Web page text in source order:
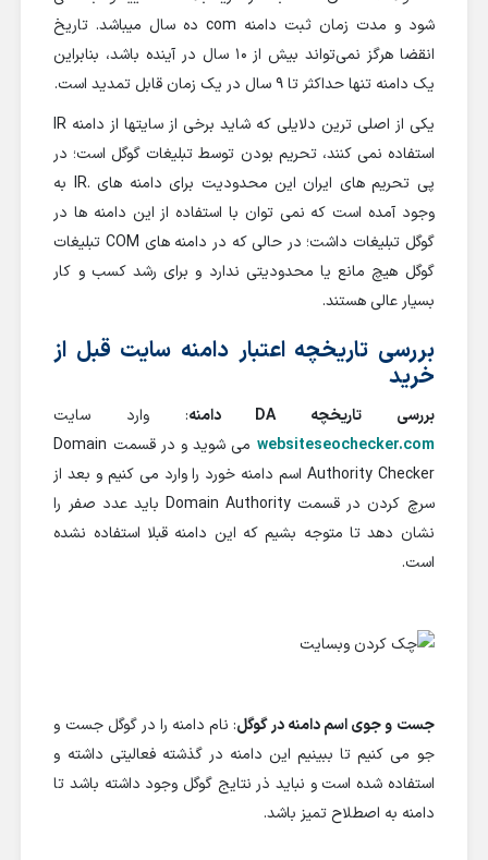
شود و مدت زمان ثبت دامنه com ده سال میباشد. تاریخ
انقضا هرگز نمی‌تواند بیش از 10 سال در آینده باشد، بنابراین
یک دامنه تنها حداکثر تا 9 سال در یک زمان قابل تمدید است.
یکی از اصلی ترین دلایلی که شاید برخی از سایتها از دامنه IR
استفاده نمی کنند، تحریم بودن توسط تبلیغات گوگل است؛ در
پی تحریم های ایران این محدودیت برای دامنه های .IR به
وجود آمده است که نمی توان با استفاده از این دامنه ها در
گوگل تبلیغات داشت؛ در حالی که در دامنه های COM تبلیغات
گوگل هیچ مانع یا محدودیتی ندارد و برای رشد کسب و کار
بسیار عالی هستند.
بررسی تاریخچه اعتبار دامنه سایت قبل از
خرید
بررسی تاریخچه DA دامنه
: وارد سایت
websiteseochecker.com
می شوید و در قسمت Domain
Authority Checker اسم دامنه خورد را وارد می کنیم و بعد از
سرچ کردن در قسمت Domain Authority باید عدد صفر را
نشان دهد تا متوجه بشیم که این دامنه قبلا استفاده نشده
است.
جست و جوی اسم دامنه در گوگل: نام دامنه را در گوگل جست و
جو می کنیم تا ببینیم این دامنه در گذشته فعالیتی داشته و
استفاده شده است و نباید ذر نتایج گوگل وجود داشته باشد تا
دامنه به اصطلاح تمیز باشد.